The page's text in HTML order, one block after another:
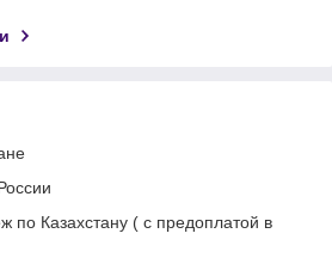
по Казахстану ( с предоплатой в